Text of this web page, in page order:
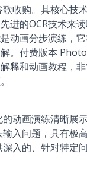
收购。其核心技
进的OCR技术来读
动画分步演练，
。付费版本
释和动画教程，
动画演练清晰展
入问题，具有极
入的、针对特定